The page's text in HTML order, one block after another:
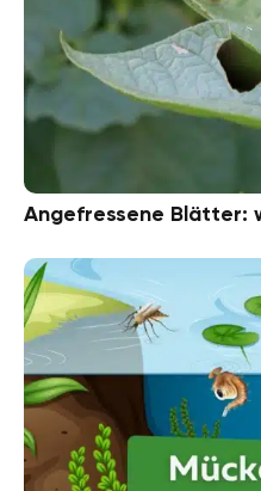
Angefressene Blätter: